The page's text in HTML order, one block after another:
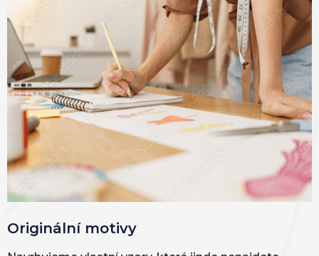
Originální motivy